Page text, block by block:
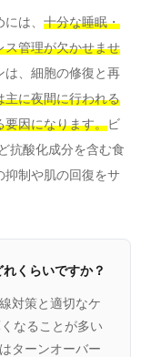
は、 十分な睡眠・
ス管理が欠かせませ
は、細胞の修復と再
主に夜間に行われる
要因になります。ビ
抗酸化成分を含む食
制や肌の回復をサ
くらいですか？
対策と適切なケ
なることが多い
ターンオーバー